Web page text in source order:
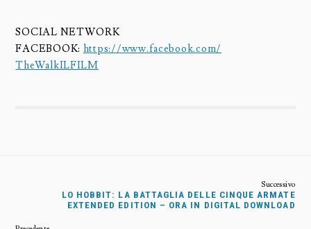
SOCIAL NETWORK
FACEBOOK: https://www.facebook.com/
TheWalkILFILM
LO HOBBIT: LA BATTAGLIA DELLE CINQUE ARMATE
EXTENDED EDITION – ORA IN DIGITAL DOWNLOAD